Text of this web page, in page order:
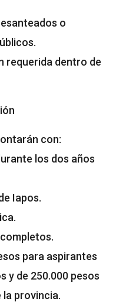
o
requerida dentro de
con:
los dos años
Iapos.
para aspirantes
y de 250.000 pesos
provincia.